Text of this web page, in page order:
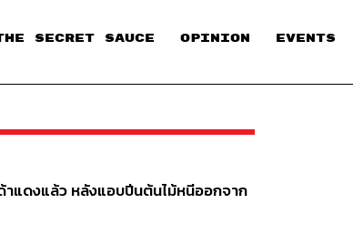
SECRET SAUCE​ OPINION EVENTS
แดงแล้ว หลังแอบปีนต้นไม้หนีออกจาก